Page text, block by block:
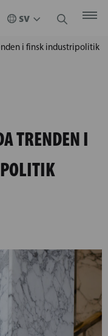
i finsk industripolitik
TRENDEN I